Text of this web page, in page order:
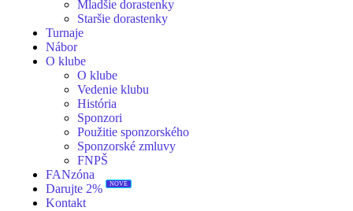
Mladšie dorastenky
Staršie dorastenky
Turnaje
Nábor
O klube
O klube
Vedenie klubu
História
Sponzori
Použitie sponzorského
Sponzorské zmluvy
FNPŠ
FANzóna
Darujte 2%
NOVÉ
Kontakt